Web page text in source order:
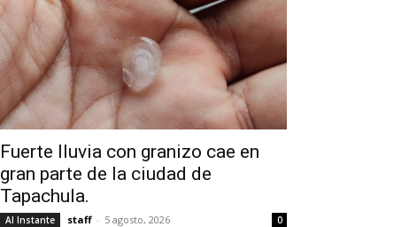
Fuerte lluvia con granizo cae en
gran parte de la ciudad de
Tapachula.
Al Instante staff - 5 agosto, 2026 0